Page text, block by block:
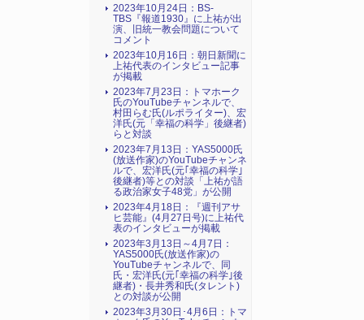
2023年10月24日：BS-
TBS『報道1930』に上祐が出
演、旧統一教会問題について
コメント
2023年10月16日：朝日新聞に
上祐代表のインタビュー記事
が掲載
2023年7月23日：トマホーク
氏のYouTubeチャンネルで、
村田らむ氏(ルポライター)、宏
洋氏(元「幸福の科学」後継者)
らと対談
2023年7月13日：YAS5000氏
(放送作家)のYouTubeチャンネ
ルで、宏洋氏(元｢幸福の科学｣
後継者)等との対談「上祐が語
る政治家女子48党」が公開
2023年4月18日：『週刊アサ
ヒ芸能』(4月27日号)に上祐代
表のインタビューが掲載
2023年3月13日～4月7日：
YAS5000氏(放送作家)の
YouTubeチャンネルで、同
氏・宏洋氏(元｢幸福の科学｣後
継者)・長井秀和氏(タレント)
との対談が公開
2023年3月30日･4月6日：トマ